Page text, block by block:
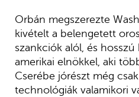
Orbán megszerezte
kivételt a belengetett
szankciók alól, és
amerikai elnökkel, aki
Cserébe jórészt még
technológiák valamikori